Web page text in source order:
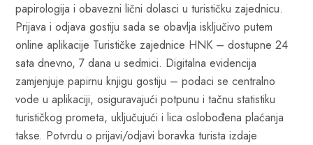
papirologija i obavezni lični dolasci u turističku zajednicu.
Prijava i odjava gostiju sada se obavlja isključivo putem
online aplikacije Turističke zajednice HNK – dostupne 24
sata dnevno, 7 dana u sedmici. Digitalna evidencija
zamjenjuje papirnu knjigu gostiju – podaci se centralno
vode u aplikaciji, osiguravajući potpunu i tačnu statistiku
turističkog prometa, uključujući i lica oslobođena plaćanja
takse. Potvrdu o prijavi/odjavi boravka turista izdaje